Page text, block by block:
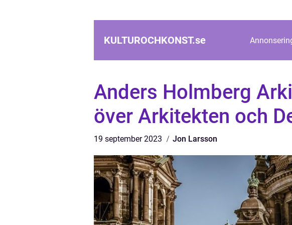
KULTUROCHKONST.se
Anders Holmberg
över Arkitekten och
19 september 2023 Jon Larsson